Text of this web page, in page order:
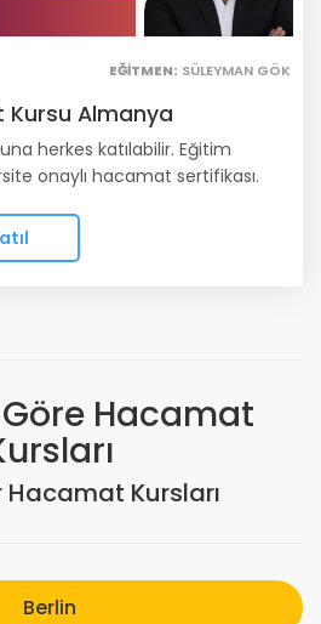
EĞITMEN: SÜLEYMAN GÖK
Almanya
herkes katılabilir. Eğitim
onaylı hacamat sertifikası.
Hacamat
Hacamat Kursları
Berlin